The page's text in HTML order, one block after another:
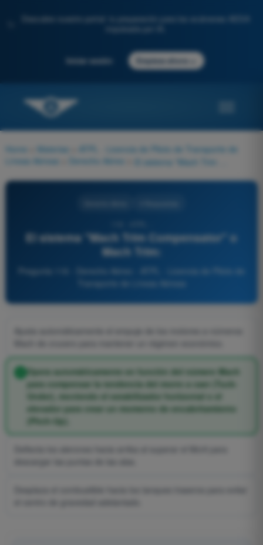
Descubre nuestro portal: tu preparación para los exámenes AESA
Iniciar sesión Empieza ahora
Home Materias
ATPL - Licencia de Piloto de Transporte de
Líneas Aéreas
Derecho Aéreo
El sistema "Mach Trim Compensator" o
Mach Trim:
Pregunta 116 - Derecho Aéreo - ATPL - Licencia de Piloto de
Opera automáticamente en función del número Mach
para compensar la tendencia del morro a caer (Tuck-
Under), moviendo el estabilizador horizontal o el
elevador para crear un momento de encabritamiento
(Pitch-Up).